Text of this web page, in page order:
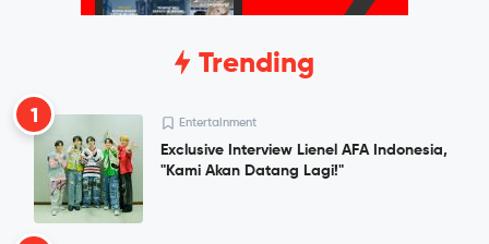
Trending
1 Entertainment
Exclusive Interview Lienel AFA Indonesia,
"Kami Akan Datang Lagi!"